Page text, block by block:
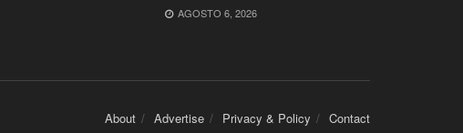
AGOSTO 6, 2026
About Advertise Privacy & Policy Contact